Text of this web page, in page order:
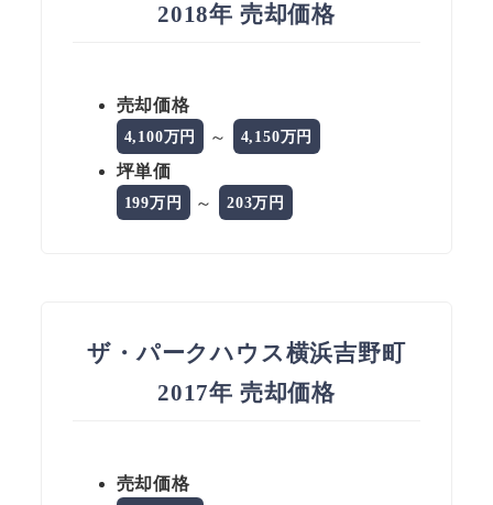
2018年 売却価格
売却価格
4,100万円 ～ 4,150万円
坪単価
199万円 ～ 203万円
ザ・パークハウス横浜吉野町
2017年 売却価格
売却価格